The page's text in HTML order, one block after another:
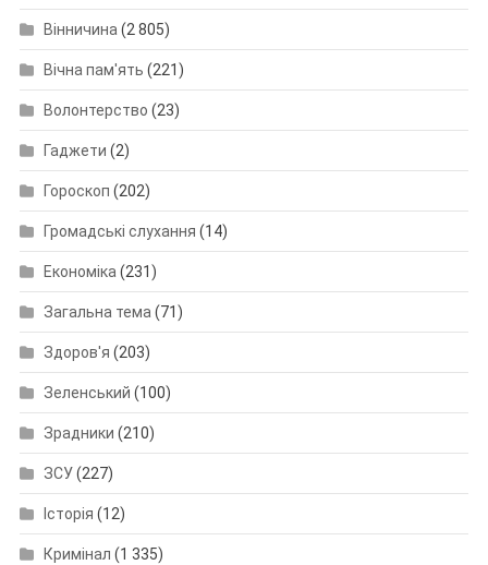
Вінничина (2 805)
Вічна пам'ять (221)
Волонтерство (23)
Гаджети (2)
Гороскоп (202)
Громадські слухання (14)
Економіка (231)
Загальна тема (71)
Здоров'я (203)
Зеленський (100)
Зрадники (210)
ЗСУ(227)
Історія (12)
Кримінал (1 335)